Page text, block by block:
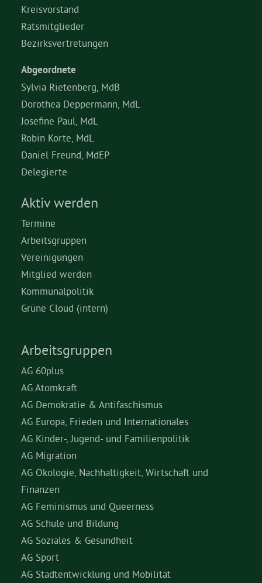
Kreisvorstand
Ratsmitglieder
Bezirksvertretungen
Abgeordnete
Sylvia Rietenberg, MdB
Dorothea Deppermann, MdL
Josefine Paul, MdL
Robin Korte, MdL
Daniel Freund, MdEP
Delegierte
Aktiv werden
Termine
Arbeitsgruppen
Vereinigungen
Mitglied werden
Kommunalpolitik
Grüne Cloud (intern)
Arbeitsgruppen
AG 60plus
AG Atomkraft
AG Demokratie & Antifaschismus
AG Europa, Frieden und Internationales
AG Kinder-, Jugend- und Familienpolitik
AG Migration
AG Ökologie, Nachhaltigkeit, Wirtschaft und
Finanzen
AG Feminismus und Queerness
AG Schule und Bildung
AG Soziales & Gesundheit
AG Sport
AG Stadtentwicklung und Mobilität